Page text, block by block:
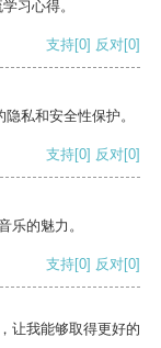
习心得。
支持[0] 反对[0]
私和安全性保护。
支持[0] 反对[0]
乐的魅力。
支持[0] 反对[0]
让我能够取得更好的